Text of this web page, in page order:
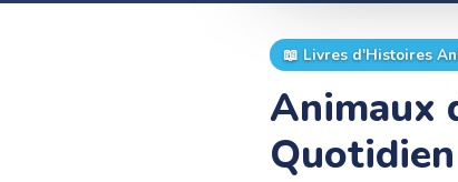
📖 Livres d'Histoires
Animaux
Quotidien